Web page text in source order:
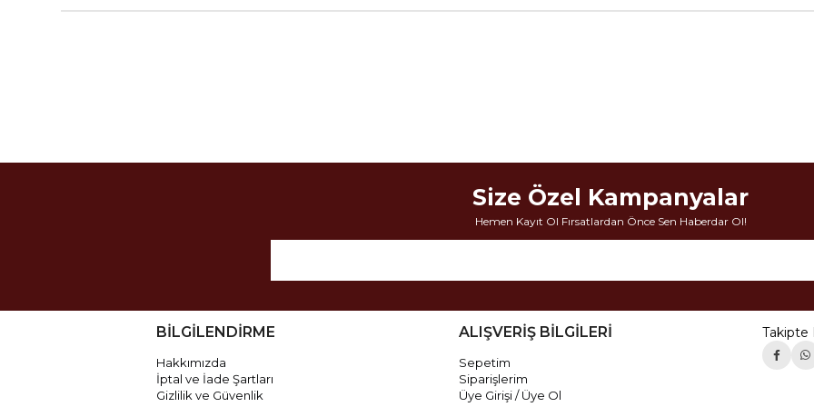
Size Özel Kampanyalar
Hemen Kayıt Ol Fırsatlardan Önce Sen Haberdar Ol!
BİLGİLENDİRME
Hakkımızda
İptal ve İade Şartları
Gizlilik ve Güvenlik
ALIŞVERİŞ BİLGİLERİ
Sepetim
Siparişlerim
Üye Girişi / Üye Ol
Takipte